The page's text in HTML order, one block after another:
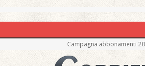
Campagna abbonamenti